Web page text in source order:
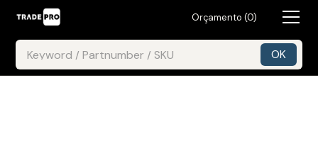
Orçamento (0)